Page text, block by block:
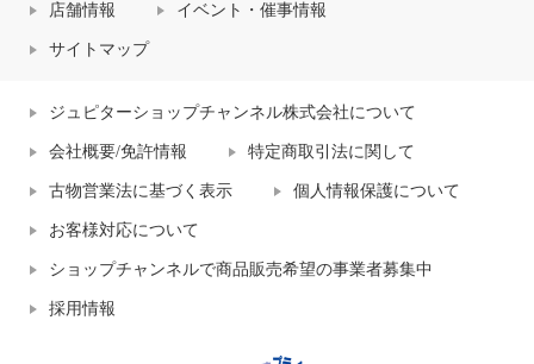
店舗情報 イベント・催事情報
サイトマップ
ジュピターショップチャンネル株式会社について
会社概要/免許情報 特定商取引法に関して
古物営業法に基づく表示 個人情報保護について
お客様対応について
ショップチャンネルで商品販売希望の事業者募集中
採用情報